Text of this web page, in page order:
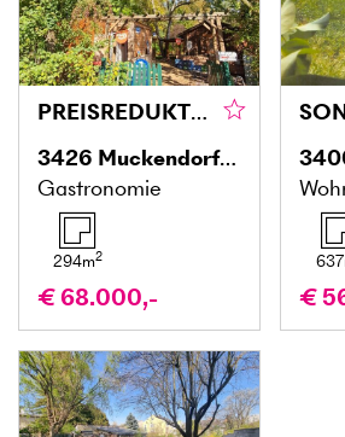
PREISREDUKTION! GEMÜTLICHE GASTSTÄTTE ZUR VIELSEITIGEN NUTZUNG DIREKT AM WASSER
3426 Muckendorf-Wipfing
Gastronomie
294m2
€ 68.000,-
637
€